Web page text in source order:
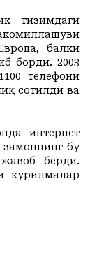
тизимдаги
балки
борди. 2003
телефони
сотилди ва
интернет
бу
берди.
қурилмалар